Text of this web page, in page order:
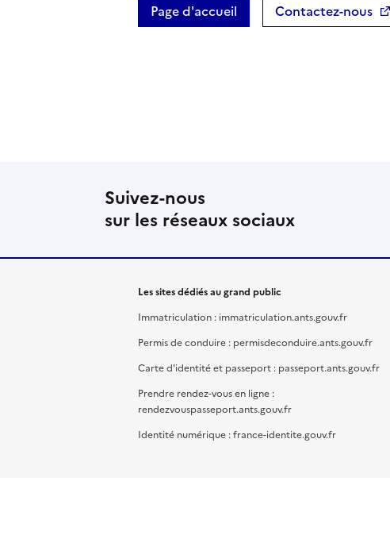
Page d'accueil Contactez-nous
Suivez-nous
sur les réseaux sociaux
Les sites dédiés au grand public
Immatriculation : immatriculation.ants.gouv.fr
Permis de conduire : permisdeconduire.ants.gouv.fr
Carte d'identité et passeport : passeport.ants.gouv.fr
Prendre rendez-vous en ligne :
rendezvouspasseport.ants.gouv.fr
Identité numérique : france-identite.gouv.fr